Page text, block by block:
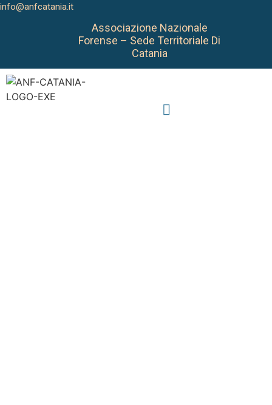
info@anfcatania.it
Associazione Nazionale
Forense – Sede Territoriale Di
Catania